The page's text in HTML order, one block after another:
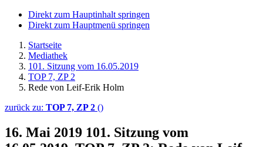
Direkt zum Hauptinhalt springen
Direkt zum Hauptmenü springen
Startseite
Mediathek
101. Sitzung vom 16.05.2019
TOP 7, ZP 2
Rede von Leif-Erik Holm
zurück zu: TOP 7, ZP 2 ()
16. Mai 2019 101. Sitzung vom